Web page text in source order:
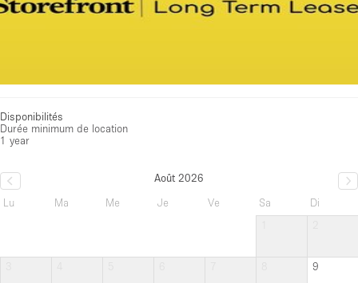
Disponibilités
Durée minimum de location
1 year
Août 2026
Lu
Ma Me Je Ve Sa
Di
9